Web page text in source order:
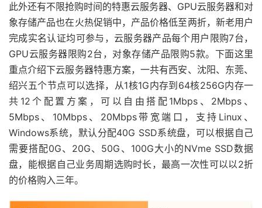
此外还有不限抢购时间的特惠云服务器、GPU云服务器和对
象存储产品也在火热促销中，产品价格低至两折，新老用户
完成实名认证均可参与，云服务器产品每个用户限购7台，
GPU云服务器限购2台，对象存储产品限购5款。下面这里
重点介绍下云服务器特惠方案，一共有西安、沈阳、东莞、
绍兴五个节点可以选择，从1核1G内存到64核256G内存一
共12个配置方案，可以自由搭配1Mbps、2Mbps、
5Mbps、10Mbps、20Mbps带宽端口，支持Linux、
Windows系统，默认分配40G SSD系统盘，可以根据自己
需要搭配0G、20G、50G、100G大小的NVme SSD数据
盘，能根据自己业务周期选购时长，最高一次性可以以2折
的价格购入三年。